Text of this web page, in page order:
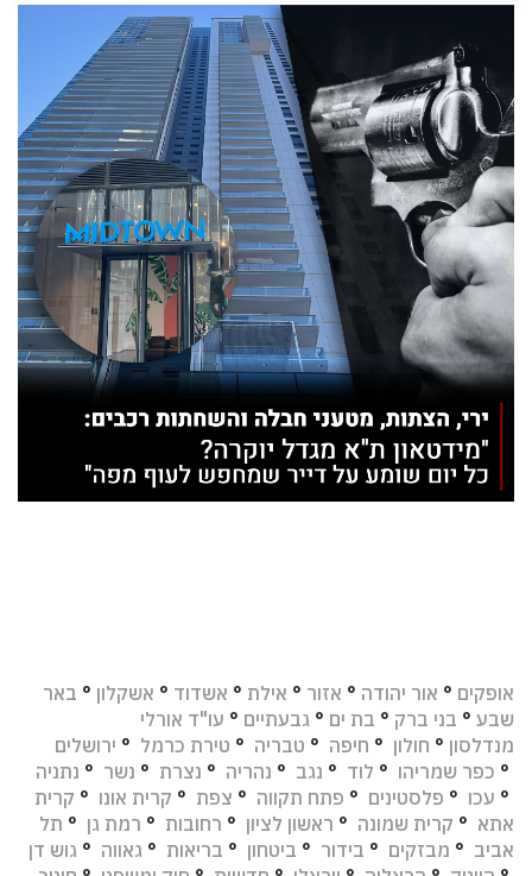
אופקים ° אור יהודה ° אזור ° אילת ° אשדוד ° אשקלון ° באר
שבע ° בני ברק ° בת ים ° גבעתיים ° עו"ד אורלי
מנדלסון ° חולון ° חיפה ° טבריה ° טירת כרמל ° ירושלים
° כפר שמריהו ° לוד ° נגב ° נהריה ° נצרת ° נשר ° נתניה
° עכו ° פלסטינים ° פתח תקווה ° צפת ° קרית אונו ° קרית
אתא ° קרית שמונה ° ראשון לציון ° רחובות ° רמת גן ° תל
אביב ° מבזקים ° בידור ° ביטחון ° בריאות ° גאווה ° גוש דן